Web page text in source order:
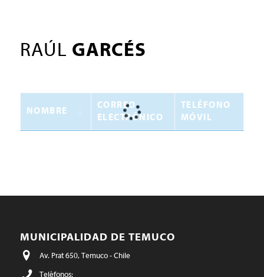
RAÚL GARCÉS
NOMBRE
CORREO
ELECTRÓNICO
TELÉFONO
MÓVIL
MUNICIPALIDAD DE TEMUCO
Av. Prat 650, Temuco - Chile
Teléfonos: